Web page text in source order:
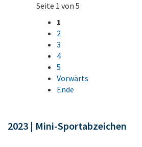
Seite 1 von 5
1
2
3
4
5
Vorwärts
Ende
2023 | Mini-Sportabzeichen